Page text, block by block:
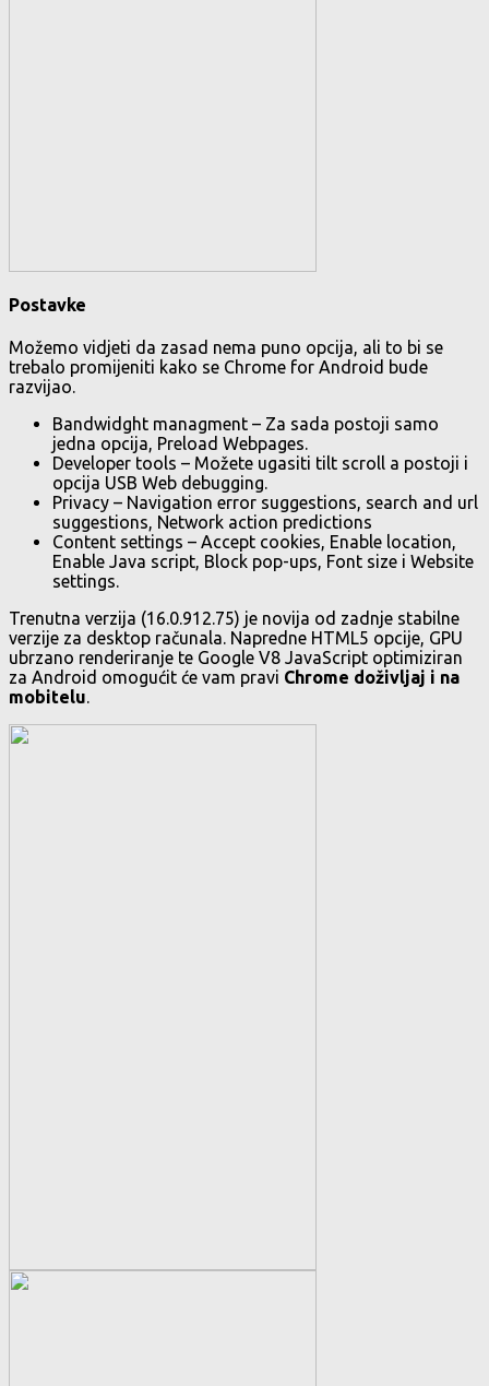
Postavke
Možemo vidjeti da zasad nema puno opcija, ali to bi se
trebalo promijeniti kako se Chrome for Android bude
razvijao.
Bandwidght managment – Za sada postoji samo
jedna opcija, Preload Webpages.
Developer tools – Možete ugasiti tilt scroll a postoji i
opcija USB Web debugging.
Privacy – Navigation error suggestions, search and url
suggestions, Network action predictions
Content settings – Accept cookies, Enable location,
Enable Java script, Block pop-ups, Font size i Website
settings.
Trenutna verzija (16.0.912.75) je novija od zadnje stabilne
verzije za desktop računala. Napredne HTML5 opcije, GPU
ubrzano renderiranje te Google V8 JavaScript optimiziran
za Android omogućit će vam pravi Chrome doživljaj i na
mobitelu.